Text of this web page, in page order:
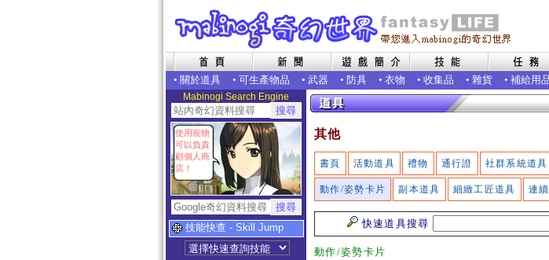
• 關於道具 • 可生產物品 • 武器 • 防具 • 衣物 • 收集品 • 雜貨 • 補給用
Mabinogi Search Engine
使用寵物
可以負責
顧個人商
店！
技能快查 - Skill Jump
其他
書頁 活動道具 禮物 通行證 社群系統道具
動作/姿勢卡片 副本道具 細緻工匠道具 連
快速道具搜尋
動作/姿勢卡片